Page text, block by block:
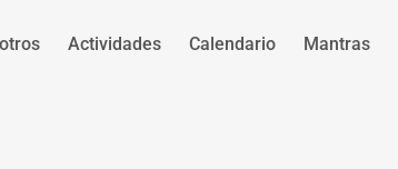
Actividades Calendario Mantras